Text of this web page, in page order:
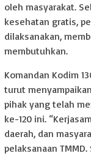
oleh masyarakat.
kesehatan gratis,
dilaksanakan,
membutuhkan.
Komandan Kodim
turut
pihak yang telah
ke-120 ini.
daerah, dan
pelaksanaan